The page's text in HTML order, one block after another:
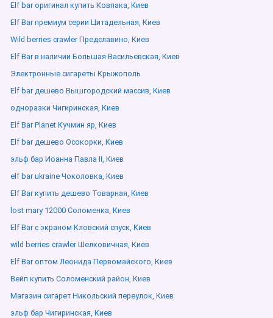
Elf bar оригинал купить Ковпака, Киев
Elf Bar премиум серии Цитадельная, Киев
Wild berries crawler Предславино, Киев
Elf Bar в наличии Большая Васильевская, Киев
Электронные сигареты Крыжополь
Elf bar дешево Вышгородский массив, Киев
одноразки Чигиринская, Киев
Elf Bar Planet Кучмин яр, Киев
Elf bar дешево Осокорки, Киев
эльф бар Иоанна Павла ІІ, Киев
elf bar ukraine Чоколовка, Киев
Elf Bar купить дешево Товарная, Киев
lost mary 12000 Соломенка, Киев
Elf Bar с экраном Кловский спуск, Киев
wild berries crawler Шелковичная, Киев
Elf Bar оптом Леонида Первомайского, Киев
Вейп купить Соломенский район, Киев
Магазин сигарет Никольский переулок, Киев
эльф бар Чигиринская, Киев